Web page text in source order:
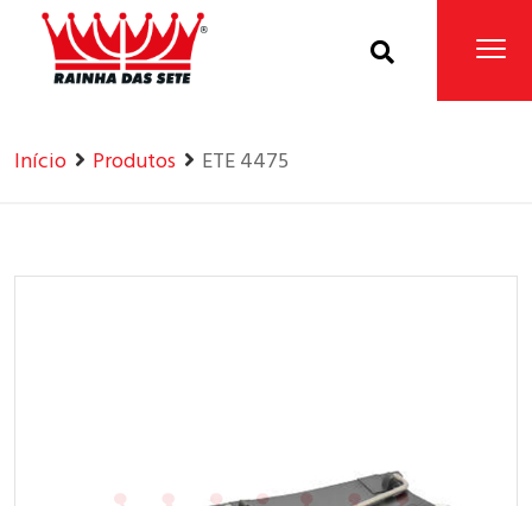
Home Produtos
Início Produtos ETE 4475